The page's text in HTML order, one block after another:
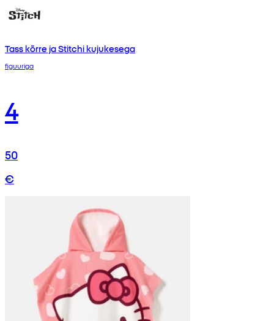
Tass kõrre ja Stitchi kujukesega
figuuriga
4
50
€